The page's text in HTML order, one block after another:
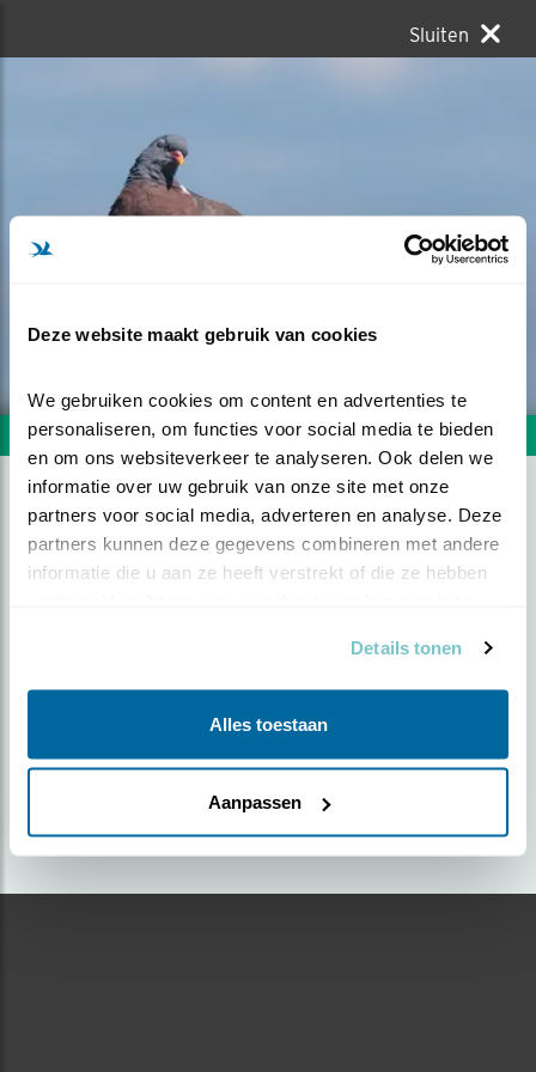
Deze website maakt gebruik van cookies
We gebruiken cookies om content en advertenties te
personaliseren, om functies voor social media te bieden
en om ons websiteverkeer te analyseren. Ook delen we
informatie over uw gebruik van onze site met onze
partners voor social media, adverteren en analyse. Deze
partners kunnen deze gegevens combineren met andere
informatie die u aan ze heeft verstrekt of die ze hebben
Details tonen
Alles toestaan
Aanpassen
Sluiten
Volgende foto Vorige foto
SLAAP LEKKER
Foto genomen in: Nieuwe Driemanspolder